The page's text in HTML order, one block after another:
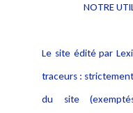
Alerte professionnelle
Déclaration
Notice Légale
NOTRE
Le site édité par
traceurs :
du site